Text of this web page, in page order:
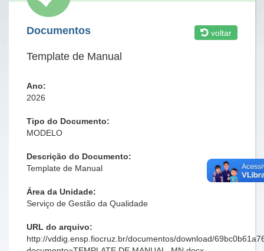
voltar
Documentos
Template de Manual
Ano:
2026
Tipo do Documento:
MODELO
Descrição do Documento:
Template de Manual
Área da Unidade:
Serviço de Gestão da Qualidade
URL do arquivo:
http://vddig.ensp.fiocruz.br/documentos/download/